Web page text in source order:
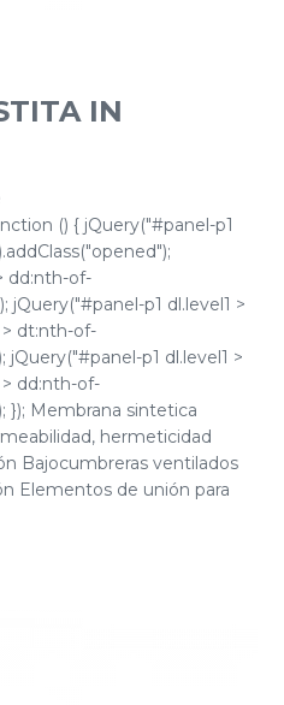
IN
() { jQuery("#panel-p1
dd:nth-of-
jQuery("#panel-p1 dl.level1 >
> dt:nth-of-
jQuery("#panel-p1 dl.level1 >
dd:nth-of-
}); Membrana sintetica
hermeticidad
Bajocumbreras ventilados
Elementos de unión para